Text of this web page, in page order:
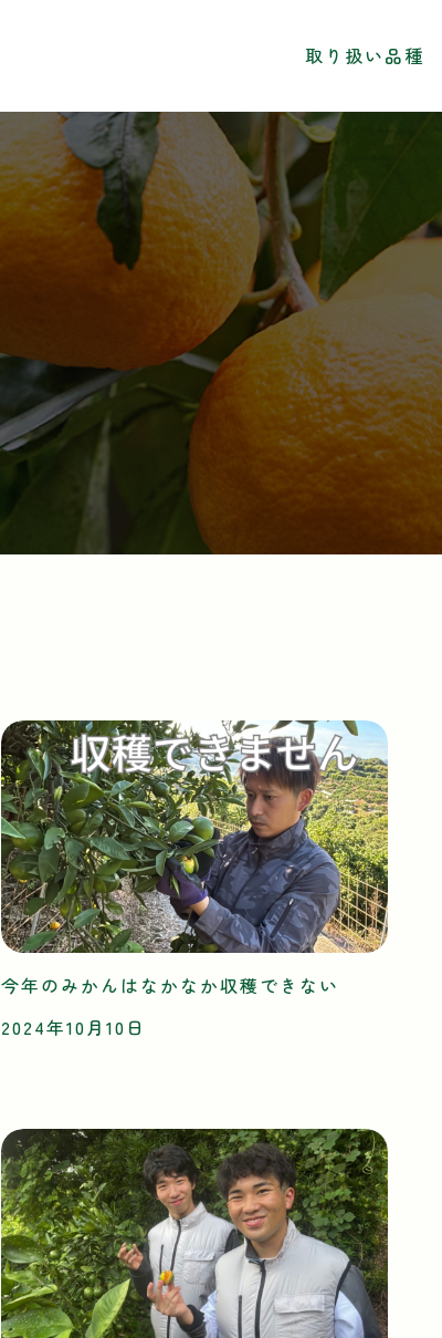
取り扱い品種
取り扱い品種
今年のみかんはなかなか収穫できない
2024年10月10日